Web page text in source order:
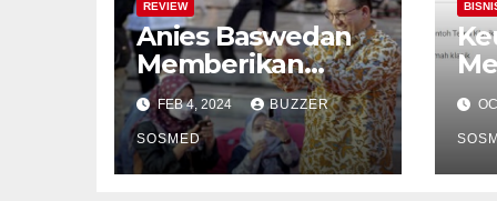
REVIEW
Anies Baswedan
Memberikan
Dukungan Positif
Terhadap
Pertumbuhan
Sektor Konstruksi
FEB 4, 2024 BUZZER
SOSMED